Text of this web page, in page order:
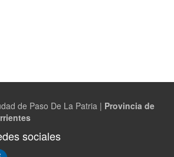
de Paso De La Patria | Provincia de
sociales